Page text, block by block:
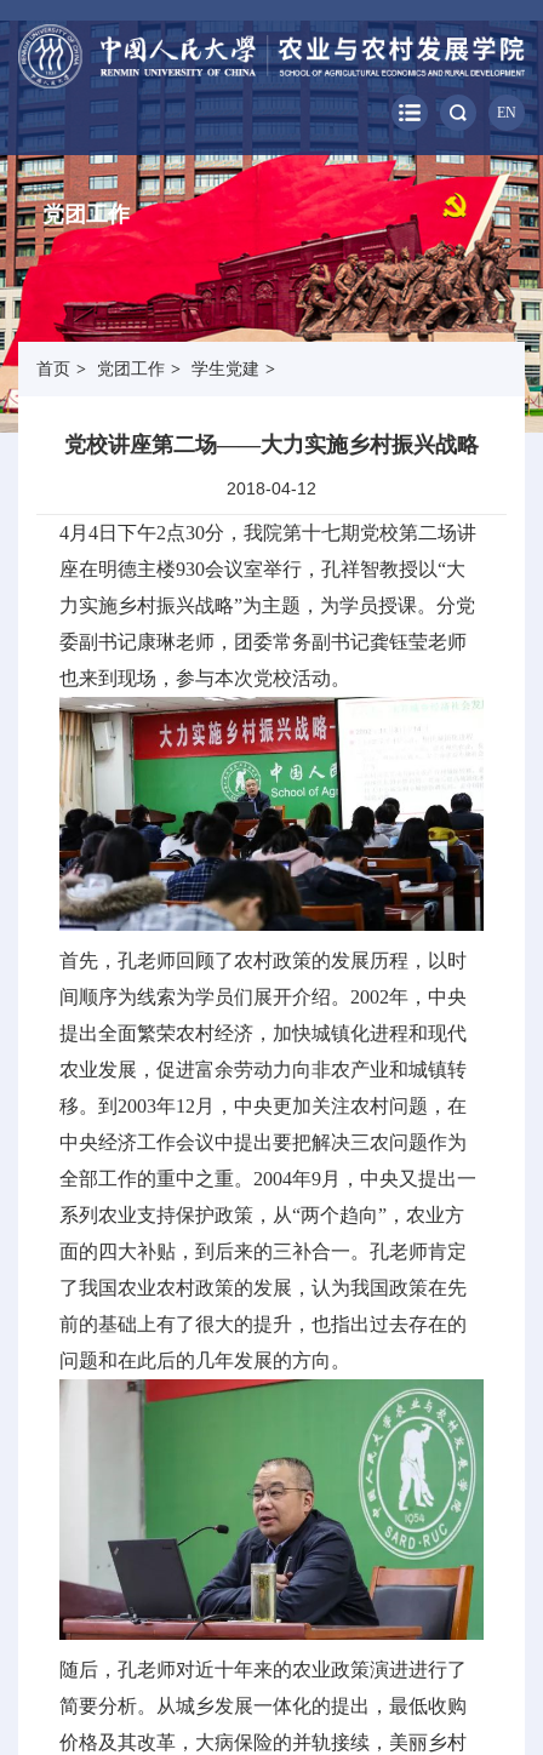
EN
党团工作
首页 > 党团工作 > 学生党建 >
党校讲座第二场——大力实施乡村振兴战略
2018-04-12
4月4日下午2点30分，我院第十七期党校第二场讲
座在明德主楼930会议室举行，孔祥智教授以“大
力实施乡村振兴战略”为主题，为学员授课。分党
委副书记康琳老师，团委常务副书记龚钰莹老师
也来到现场，参与本次党校活动。
首先，孔老师回顾了农村政策的发展历程，以时
间顺序为线索为学员们展开介绍。2002年，中央
提出全面繁荣农村经济，加快城镇化进程和现代
农业发展，促进富余劳动力向非农产业和城镇转
移。到2003年12月，中央更加关注农村问题，在
中央经济工作会议中提出要把解决三农问题作为
全部工作的重中之重。2004年9月，中央又提出一
系列农业支持保护政策，从“两个趋向”，农业方
面的四大补贴，到后来的三补合一。孔老师肯定
了我国农业农村政策的发展，认为我国政策在先
前的基础上有了很大的提升，也指出过去存在的
问题和在此后的几年发展的方向。
随后，孔老师对近十年来的农业政策演进进行了
简要分析。从城乡发展一体化的提出，最低收购
价格及其改革，大病保险的并轨接续，美丽乡村